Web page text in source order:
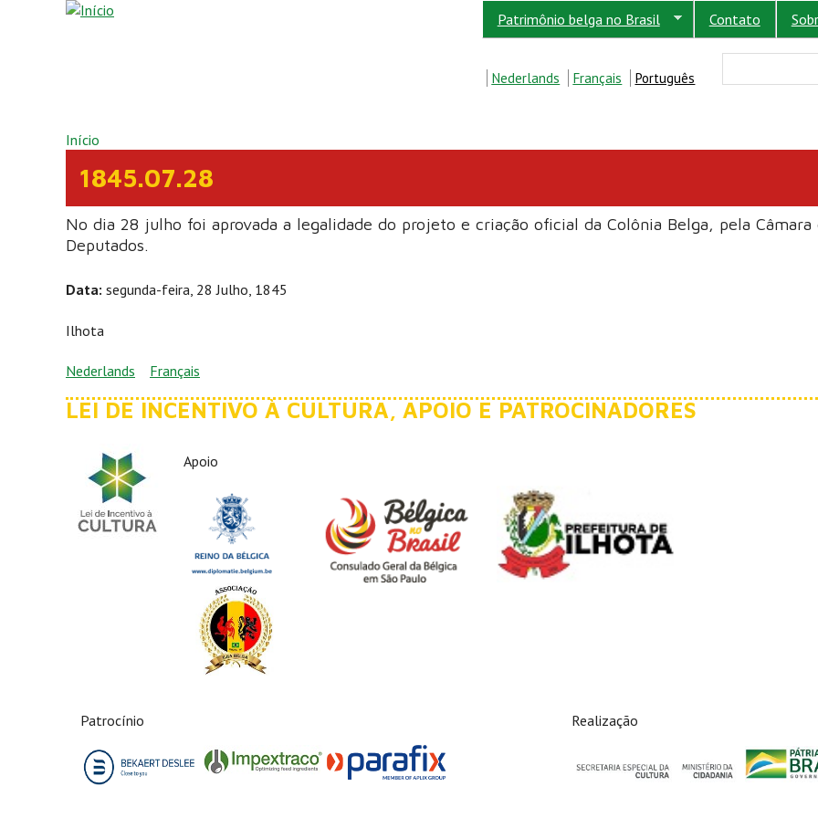
Pular para o conteúdo principal Patrimônio belga no Brasil Contato
Nederlands Français Português
VOCÊ ESTÁ AQUI
Início
1845.07.28
No dia 28 julho foi aprovada a legalidade do projeto e criação oficial da Colônia Belga, pela Câmara
Deputados.
Data: segunda-feira, 28 Julho, 1845
Ilhota
Nederlands Français
LEI DE INCENTIVO À CULTURA, APOIO E PATROCINADORES
Apoio
Patrocínio Realização